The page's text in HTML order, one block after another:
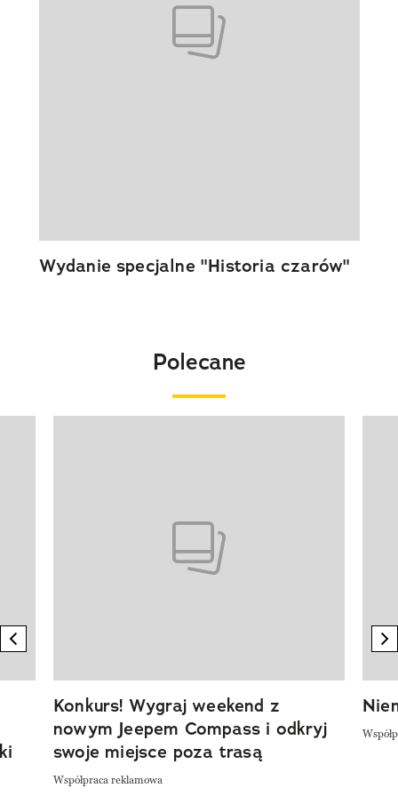
Wydanie specjalne "Historia czarów"
Polecane
previous element
Konkurs! Wygraj weekend z
nowym Jeepem Compass i odkryj
swoje miejsce poza trasą
Współpraca reklamowa